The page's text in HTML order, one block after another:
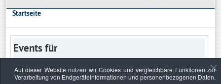
Startseite
Events für
Auf dieser Website nutzen wir Cookies und vergleichbare Funktionen zur
Verarbeitung von Endgeräteinformationen und personenbezogenen Daten.